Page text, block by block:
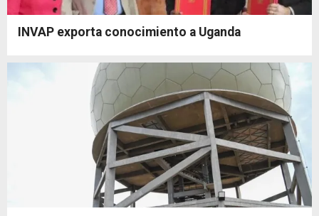
INVAP exporta conocimiento a Uganda